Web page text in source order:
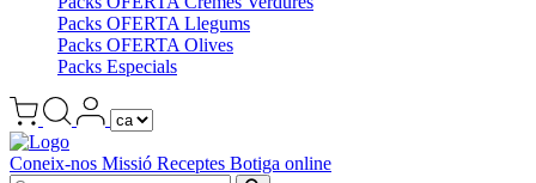
Packs OFERTA Llegums
Packs OFERTA Olives
Packs Especials
Coneix-nos Missió Receptes Botiga online